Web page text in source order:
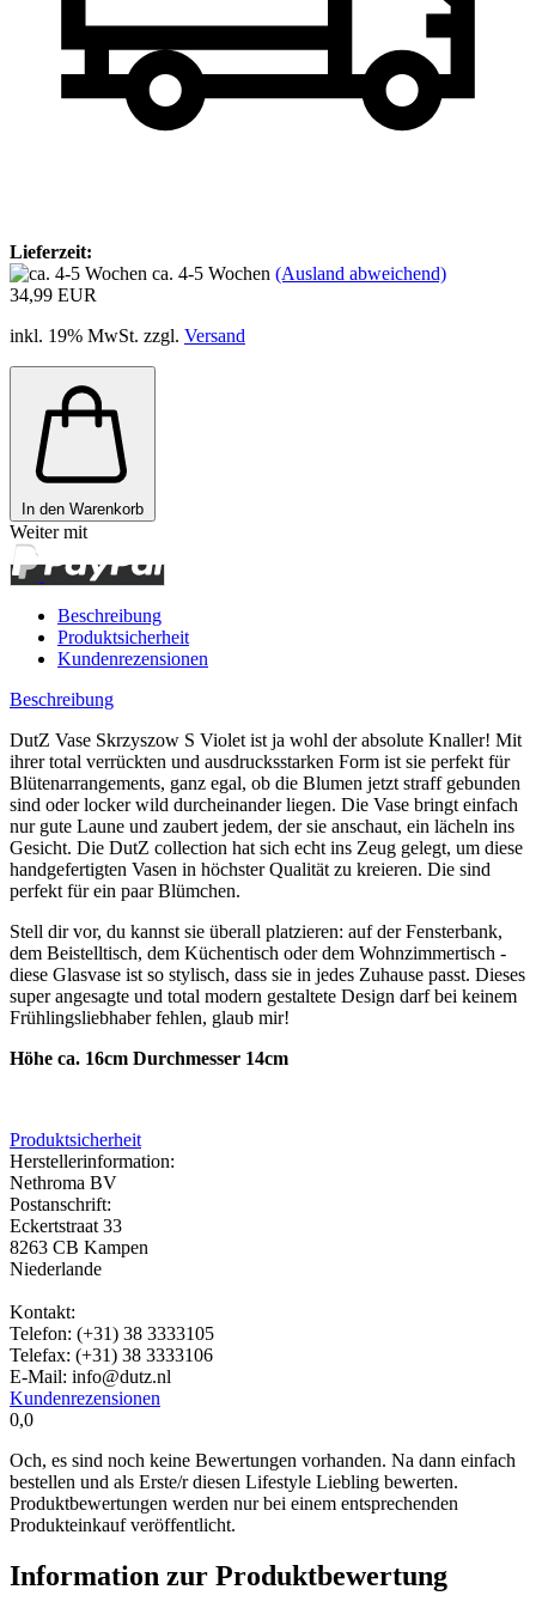
Lieferzeit:
ca. 4-5 Wochen (Ausland abweichend)
34,99 EUR
inkl. 19% MwSt. zzgl. Versand
In den Warenkorb
Weiter mit
Beschreibung
Produktsicherheit
Kundenrezensionen
Beschreibung
DutZ Vase Skrzyszow S Violet ist ja wohl der absolute Knaller! Mit
ihrer total verrückten und ausdrucksstarken Form ist sie perfekt für
Blütenarrangements, ganz egal, ob die Blumen jetzt straff gebunden
sind oder locker wild durcheinander liegen. Die Vase bringt einfach
nur gute Laune und zaubert jedem, der sie anschaut, ein lächeln ins
Gesicht. Die DutZ collection hat sich echt ins Zeug gelegt, um diese
handgefertigten Vasen in höchster Qualität zu kreieren. Die sind
perfekt für ein paar Blümchen.
Stell dir vor, du kannst sie überall platzieren: auf der Fensterbank,
dem Beistelltisch, dem Küchentisch oder dem Wohnzimmertisch -
diese Glasvase ist so stylisch, dass sie in jedes Zuhause passt. Dieses
super angesagte und total modern gestaltete Design darf bei keinem
Frühlingsliebhaber fehlen, glaub mir!
Höhe ca. 16cm Durchmesser 14cm
Produktsicherheit
Herstellerinformation:
Nethroma BV
Postanschrift:
Eckertstraat 33
8263 CB Kampen
Niederlande
Kontakt:
Telefon: (+31) 38 3333105
Telefax: (+31) 38 3333106
E-Mail: info@dutz.nl
Kundenrezensionen
0,0
Och, es sind noch keine Bewertungen vorhanden. Na dann einfach
bestellen und als Erste/r diesen Lifestyle Liebling bewerten.
Produktbewertungen werden nur bei einem entsprechenden
Produkteinkauf veröffentlicht.
Information zur Produktbewertung